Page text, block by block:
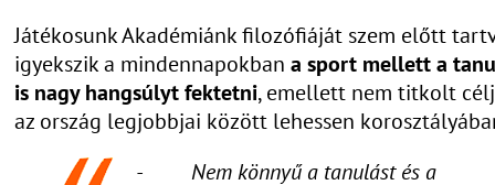
Játékosunk Akadémiánk filozófiáját szem előtt
igyekszik a mindennapokban a sport mellett a
is nagy hangsúlyt fektetni, emellett nem titkolt
az ország legjobbjai között lehessen
- Nem könnyű a tanulást és a